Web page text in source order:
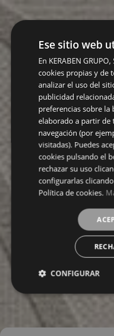
Ese sitio web
En KERABEN
cookies propias y de
analizar el uso del
publicidad
preferencias sobre la
elaborado a partir de
navegación (por
visitadas). Puedes
cookies pulsando el
rechazar su uso
configurarlas
Política de cookies.
CONFIGURAR